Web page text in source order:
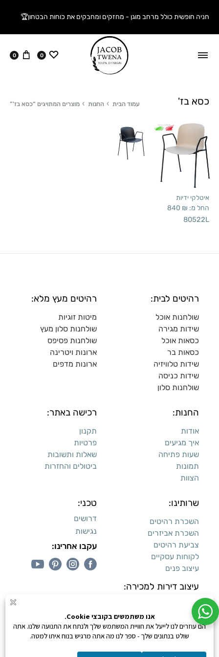
חניה חופשית כולל מרחב מוגן - מחזקים ומחבקים את כוחות הבטחון🏆
ווישליסט
0 עגלה
0
כסא בז' עמוד הבית החנות מוצרים המתויגים “כסא בז'”
איטלקי ידיות
החל מ: 840 ₪
80522L
רהיטים לבית:
שולחנות אוכל
שידות מגירה
כסאות אוכל
כסאות בר
שידות טלוויזיה
שידות כניסה
שולחנות סלון
רהיטים מעץ מלא:
מיטות זוגיות
שולחנות סלון מעץ
שולחנות פסיפס
ארונות ויטרינה
ארונות מדפים
החנות:
אודות
איך מגיעים
שעות פתיחה
תמונות
הצוות
רכישה באתר:
תקנון
פרטיות
שאלות ותשובות
ביטולים והחזרות
שרותינו:
השכרת רהיטים
השכרת אביזרים
צביעת רהיטים
לקוחות עסקיים
עיצוב פנים
עיצוב דירות למכירה:
טכני:
דרושים
נגישות
עקבו אחרינו:
קנייה מאובטחת 0